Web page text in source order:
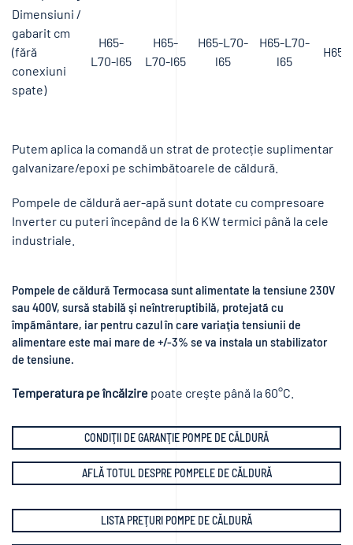
Dimensiuni /
gabarit cm
(fără
conexiuni
spate)
H65-
L70-l65
H65-
L70-l65
H65-L70-
l65
H65-L70-
l65
H65-
Putem aplica la comandă un strat de protecție suplimentar
galvanizare/epoxi pe schimbătoarele de căldură.
Pompele de căldură aer-apă sunt dotate cu compresoare
Inverter cu puteri începând de la 6 KW termici până la cele
industriale.
Pompele de căldură Termocasa sunt alimentate la tensiune 230V
sau 400V, sursă stabilă şi neîntreruptibilă, protejatã cu
împãmântare, iar pentru cazul în care variaţia tensiunii de
alimentare este mai mare de +/-3% se va instala un stabilizator
de tensiune.
Temperatura pe încălzire poate creşte până la 60°C.
CONDIŢII DE GARANŢIE POMPE DE CĂLDURĂ
AFLĂ TOTUL DESPRE POMPELE DE CĂLDURĂ
LISTA PREŢURI POMPE DE CĂLDURĂ